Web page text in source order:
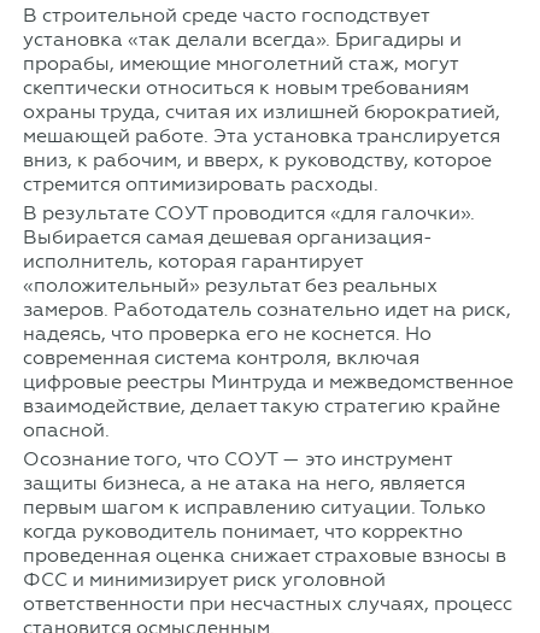
В строительной среде часто господствует
установка «так делали всегда». Бригадиры и
прорабы, имеющие многолетний стаж, могут
скептически относиться к новым требованиям
охраны труда, считая их излишней бюрократией,
мешающей работе. Эта установка транслируется
вниз, к рабочим, и вверх, к руководству, которое
стремится оптимизировать расходы.
В результате СОУТ проводится «для галочки».
Выбирается самая дешевая организация-
исполнитель, которая гарантирует
«положительный» результат без реальных
замеров. Работодатель сознательно идет на риск,
надеясь, что проверка его не коснется. Но
современная система контроля, включая
цифровые реестры Минтруда и межведомственное
взаимодействие, делает такую стратегию крайне
опасной.
Осознание того, что СОУТ — это инструмент
защиты бизнеса, а не атака на него, является
первым шагом к исправлению ситуации. Только
когда руководитель понимает, что корректно
проведенная оценка снижает страховые взносы в
ФСС и минимизирует риск уголовной
ответственности при несчастных случаях, процесс
становится осмысленным.